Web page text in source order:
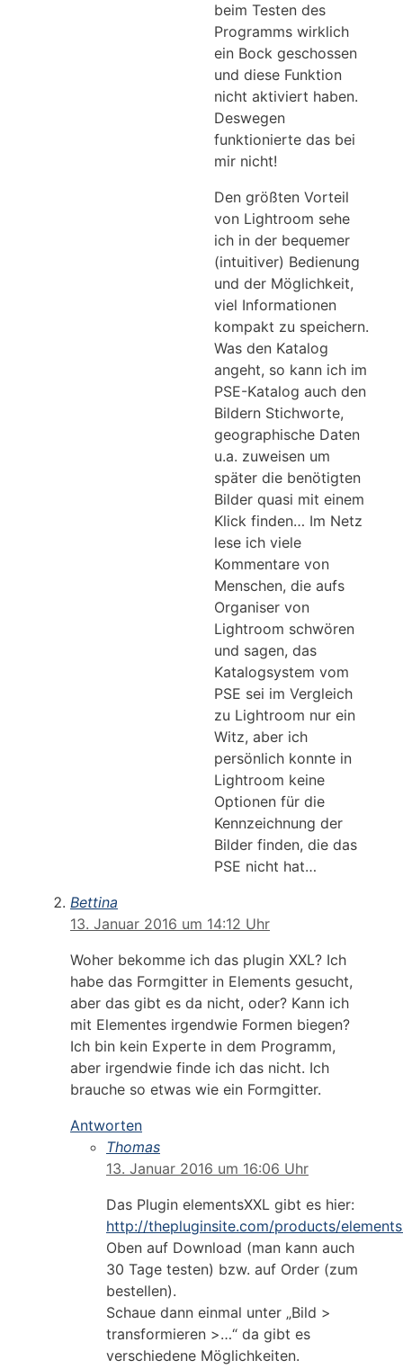
beim Testen des
Programms wirklich
ein Bock geschossen
und diese Funktion
nicht aktiviert haben.
Deswegen
funktionierte das bei
mir nicht!
Den größten Vorteil
von Lightroom sehe
ich in der bequemer
(intuitiver) Bedienung
und der Möglichkeit,
viel Informationen
kompakt zu speichern.
Was den Katalog
angeht, so kann ich im
PSE-Katalog auch den
Bildern Stichworte,
geographische Daten
u.a. zuweisen um
später die benötigten
Bilder quasi mit einem
Klick finden… Im Netz
lese ich viele
Kommentare von
Menschen, die aufs
Organiser von
Lightroom schwören
und sagen, das
Katalogsystem vom
PSE sei im Vergleich
zu Lightroom nur ein
Witz, aber ich
persönlich konnte in
Lightroom keine
Optionen für die
Kennzeichnung der
Bilder finden, die das
PSE nicht hat…
Bettina
13. Januar 2016 um 14:12 Uhr
Woher bekomme ich das plugin XXL? Ich
habe das Formgitter in Elements gesucht,
aber das gibt es da nicht, oder? Kann ich
mit Elementes irgendwie Formen biegen?
Ich bin kein Experte in dem Programm,
aber irgendwie finde ich das nicht. Ich
brauche so etwas wie ein Formgitter.
Antworten
Thomas
13. Januar 2016 um 16:06 Uhr
Das Plugin elementsXXL gibt es hier:
http://thepluginsite.com/products/
Oben auf Download (man kann auch
30 Tage testen) bzw. auf Order (zum
bestellen).
Schaue dann einmal unter „Bild >
transformieren >…“ da gibt es
verschiedene Möglichkeiten.